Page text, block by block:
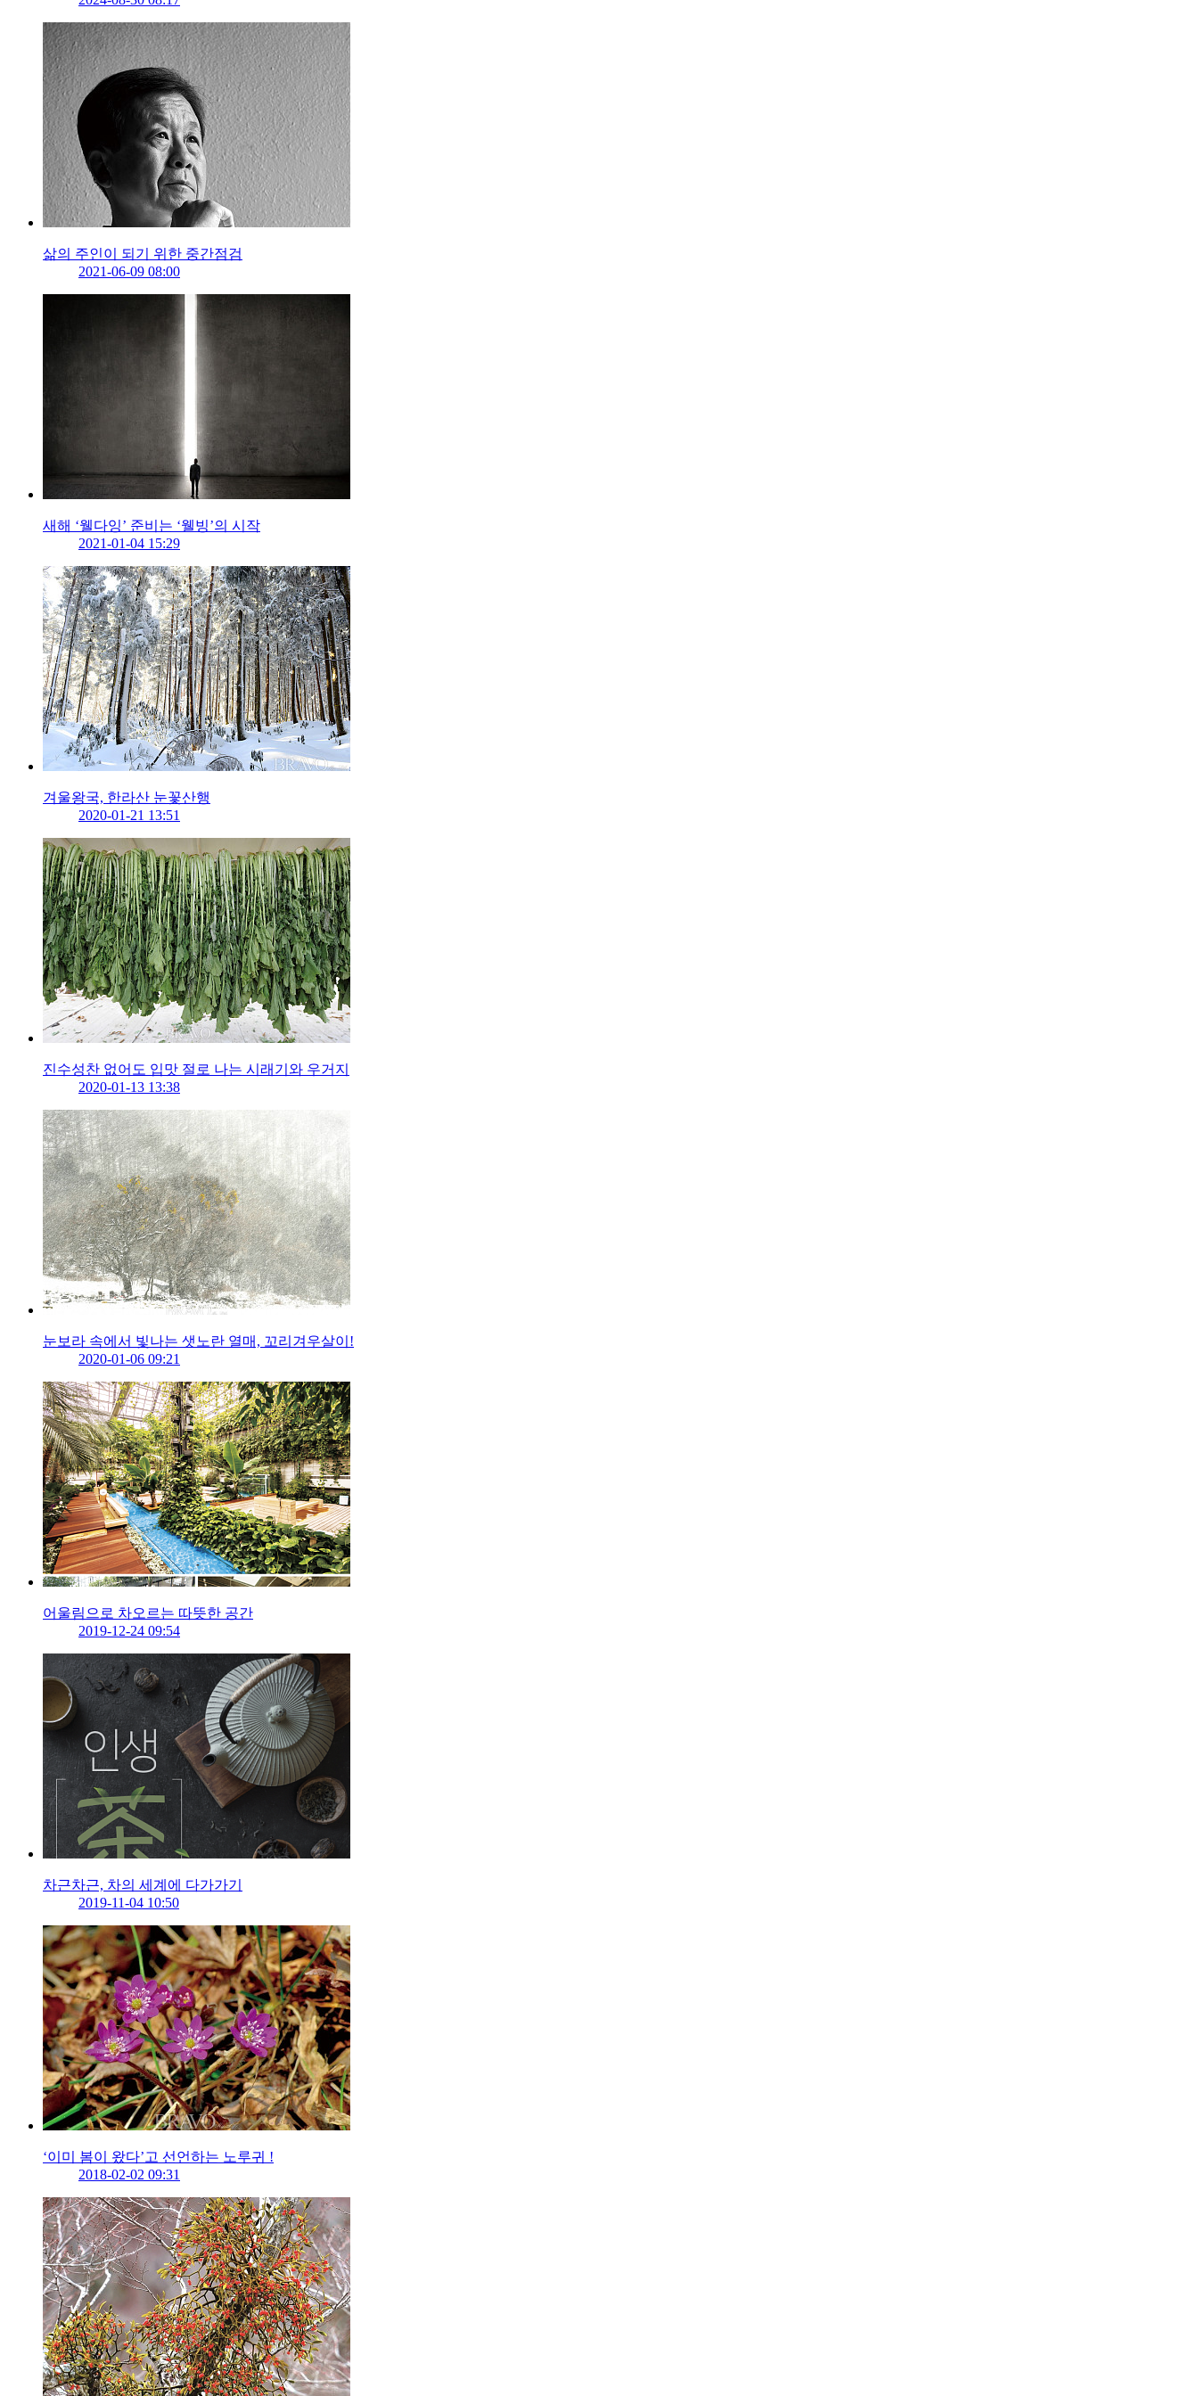
삶의 주인이 되기 위한 중간점검
2021-06-09 08:00
새해 ‘웰다잉’ 준비는 ‘웰빙’의 시작
2021-01-04 15:29
겨울왕국, 한라산 눈꽃산행
2020-01-21 13:51
진수성찬 없어도 입맛 절로 나는 시래기와 우거지
2020-01-13 13:38
눈보라 속에서 빛나는 샛노란 열매, 꼬리겨우살이!
2020-01-06 09:21
어울림으로 차오르는 따뜻한 공간
2019-12-24 09:54
차근차근, 차의 세계에 다가가기
2019-11-04 10:50
‘이미 봄이 왔다’고 선언하는 노루귀 !
2018-02-02 09:31